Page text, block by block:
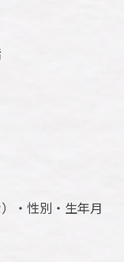
・性別・生年月